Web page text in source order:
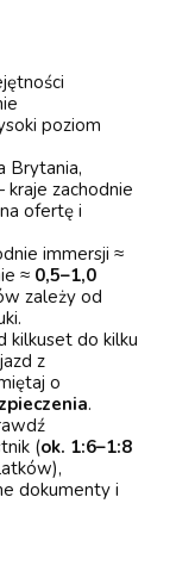
poziom
Brytania,
kraje zachodnie
ofertę i
immersji ≈
≈ 0,5–1,0
zależy od
kilkuset do kilku
z
o
.
(ok. 1:6–1:8
dokumenty i